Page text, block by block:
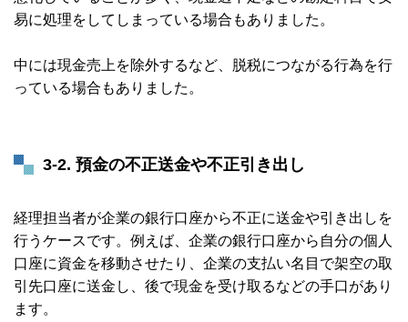
易に処理をしてしまっている場合もありました。
中には現金売上を除外するなど、脱税につながる行為を行
っている場合もありました。
3-2. 預金の不正送金や不正引き出し
経理担当者が企業の銀行口座から不正に送金や引き出しを
行うケースです。例えば、企業の銀行口座から自分の個人
口座に資金を移動させたり、企業の支払い名目で架空の取
引先口座に送金し、後で現金を受け取るなどの手口があり
ます。